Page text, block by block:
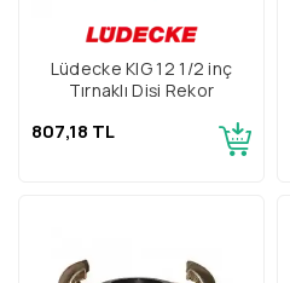
Lüdecke KIG 12 1/2 inç
Tırnaklı Dişi Rekor
807,18 TL